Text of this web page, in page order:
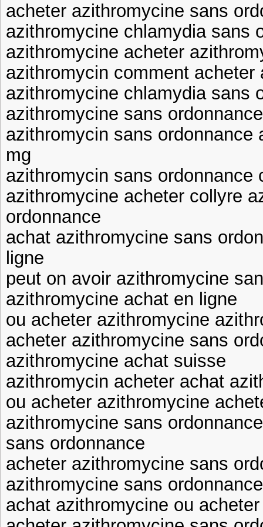
acheter azithromycine sans
azithromycine chlamydia sans
azithromycine acheter
azithromycin comment acheter
azithromycine chlamydia sans
azithromycine sans ordonnance
azithromycin sans ordonnance
mg
azithromycin sans ordonnance
azithromycine acheter collyre
ordonnance
achat azithromycine sans
ligne
peut on avoir azithromycine
azithromycine achat en ligne
ou acheter azithromycine
acheter azithromycine sans
azithromycine achat suisse
azithromycin acheter achat
ou acheter azithromycine
azithromycine sans
sans ordonnance
acheter azithromycine sans
azithromycine sans ordonnance
achat azithromycine ou